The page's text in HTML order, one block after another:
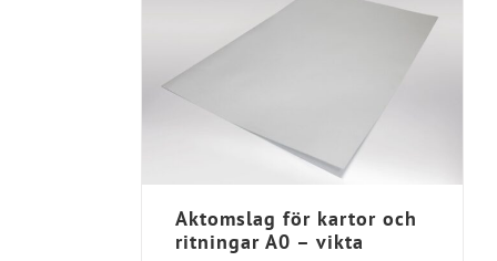
Aktomslag för kartor och
ritningar A0 – vikta